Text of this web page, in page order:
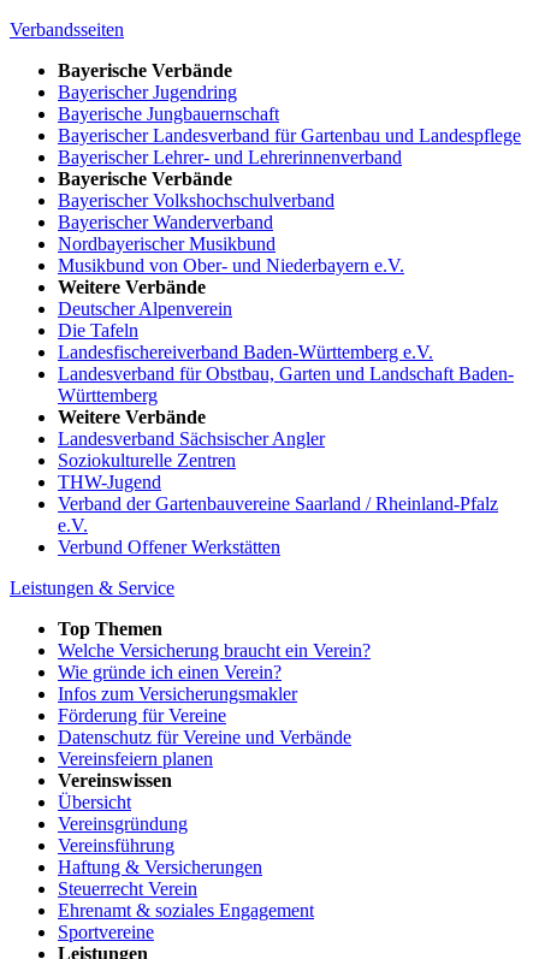
Verbandsseiten
Bayerische Verbände
Bayerischer Jugendring
Bayerische Jungbauernschaft
Bayerischer Landesverband für Gartenbau und Landespflege
Bayerischer Lehrer- und Lehrerinnenverband
Bayerische Verbände
Bayerischer Volkshochschulverband
Bayerischer Wanderverband
Nordbayerischer Musikbund
Musikbund von Ober- und Niederbayern e.V.
Weitere Verbände
Deutscher Alpenverein
Die Tafeln
Landesfischereiverband Baden-Württemberg e.V.
Landesverband für Obstbau, Garten und Landschaft Baden-
Württemberg
Weitere Verbände
Landesverband Sächsischer Angler
Soziokulturelle Zentren
THW-Jugend
Verband der Gartenbauvereine Saarland / Rheinland-Pfalz
e.V.
Verbund Offener Werkstätten
Leistungen & Service
Top Themen
Welche Versicherung braucht ein Verein?
Wie gründe ich einen Verein?
Infos zum Versicherungsmakler
Förderung für Vereine
Datenschutz für Vereine und Verbände
Vereinsfeiern planen
Vereinswissen
Übersicht
Vereinsgründung
Vereinsführung
Haftung & Versicherungen
Steuerrecht Verein
Ehrenamt & soziales Engagement
Sportvereine
Leistungen